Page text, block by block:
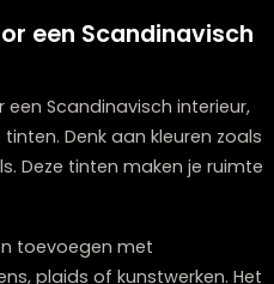
elk stuk heeft een
van de
meubels kopen Zwolle
een
een Scandinavisch